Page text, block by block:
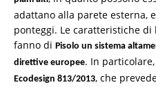
adattano alla parete esterna,
ponteggi. Le caratteristiche di
fanno di Pisolo un sistema
direttive europee. In
Ecodesign 813/2013, che